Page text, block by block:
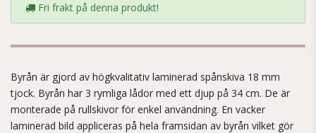
Fri frakt på denna produkt!
Byrån är gjord av högkvalitativ laminerad spånskiva 18 mm
tjock. Byrån har 3 rymliga lådor med ett djup på 34 cm. De är
monterade på rullskivor för enkel användning. En vacker
laminerad bild appliceras på hela framsidan av byrån vilket gör